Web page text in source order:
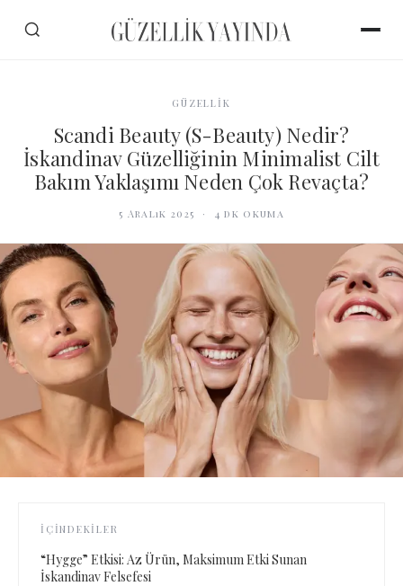
GÜZELLİK
Scandi Beauty (S-Beauty) Nedir?
İskandinav Güzelliğinin Minimalist Cilt
Bakım Yaklaşımı Neden Çok Revaçta?
5 Aralık 2025 · 4 dk okuma
İÇINDEKILER
“Hygge” Etkisi: Az Ürün, Maksimum Etki Sunan
İskandinav Felsefesi